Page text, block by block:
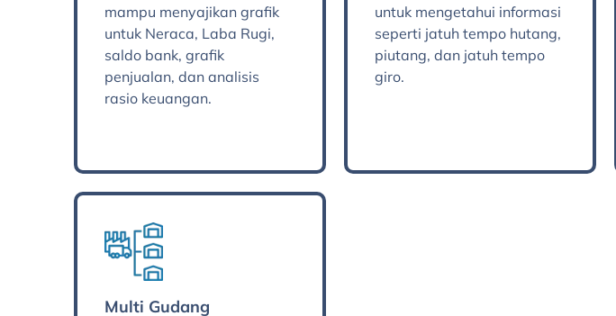
mampu menyajikan grafik
untuk Neraca, Laba Rugi,
saldo bank, grafik
penjualan, dan analisis
rasio keuangan.
untuk mengetahui informasi
seperti jatuh tempo hutang,
piutang, dan jatuh tempo
giro.
Multi Gudang